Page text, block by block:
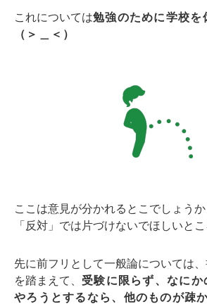
これについては勉強のために学校を
（＞＿＜）
ここは意見が分かれるとこでしょうか
「反対」では片づけないでほしいとこ
先に前フリとして一般論については
を踏まえて、 受験に限らず、なに
やろうとするなら、他のものが疎